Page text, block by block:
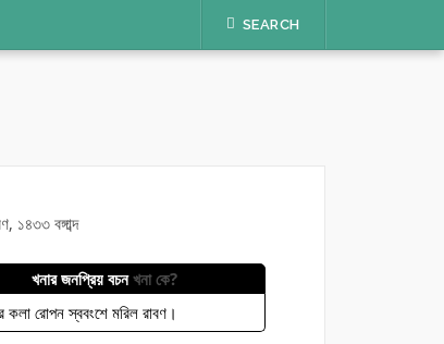
SEARCH
১৪৩৩ বঙ্গাব্দ
খনার জনপ্রিয় বচনখনা কে?
কলা রোপন স্ববংশে মরিল রাবণ।